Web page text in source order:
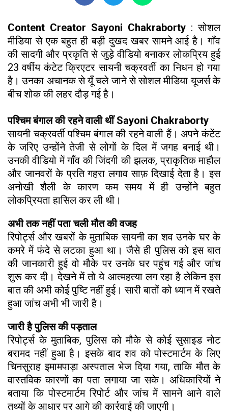
Content Creator Sayoni Chakraborty : सोशल
मीडिया से एक बहुत ही बड़ी दुखद खबर सामने आई है। गाँव
की सादगी और प्रकृति से जुड़े वीडियो बनाकर लोकप्रिय हुई
23 वर्षीय कंटेट क्रिएटर सायनी चक्रवर्ती का निधन हो गया
है। उनका अचानक से यूँ चले जाने से सोशल मीडिया यूजर्स के
बीच शोक की लहर दौड़ गई है।
पश्चिम बंगाल की रहने वाली थीं Sayoni Chakraborty
सायनी चक्रवर्ती पश्चिम बंगाल की रहने वाली हैं। अपने कंटेंट
के जरिए उन्होंने तेजी से लोगों के दिल में जगह बनाई थी।
उनकी वीडियो में गाँव की जिंदगी की झलक, प्राकृतिक माहौल
और जानवरों के प्रति गहरा लगाव साफ़ दिखाई देता है। इस
अनोखी शैली के कारण कम समय में ही उन्होंने बहुत
लोकप्रियता हासिल कर ली थी।
अभी तक नहीं पता चली मौत की वजह
रिपोर्ट्स और खबरों के मुताबिक सायनी का शव उनके घर के
कमरे में फंदे से लटका हुआ था। जैसे ही पुलिस को इस बात
की जानकारी हुई वो मौके पर उनके घर पहुंच गई और जांच
शुरू कर दी। देखने में तो ये आत्महत्या लग रहा है लेकिन इस
बात की अभी कोई पुष्टि नहीं हुई। सारी बातों को ध्यान में रखते
हुआ जांच अभी भी जारी है।
जारी है पुलिस की पड़ताल
रिपोर्ट्स के मुताबिक, पुलिस को मौके से कोई सुसाइड नोट
बरामद नहीं हुआ है। इसके बाद शव को पोस्टमार्टम के लिए
चिनसुराह इमामपाड़ा अस्पताल भेज दिया गया, ताकि मौत के
वास्तविक कारणों का पता लगाया जा सके। अधिकारियों ने
बताया कि पोस्टमार्टम रिपोर्ट और जांच में सामने आने वाले
तथ्यों के आधार पर आगे की कार्रवाई की जाएगी।